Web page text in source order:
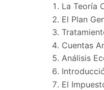
La Teoría
El Plan
Cuentas
Análisis
El